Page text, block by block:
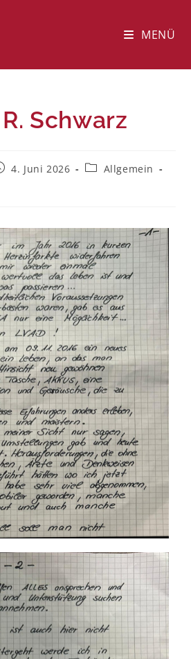
MENÜ
Schwarz
4. Juni 2026
Allgemein